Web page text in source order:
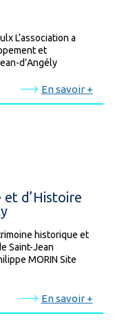
L’association a
et
d’Angély
En savoir +
et d’Histoire
historique et
Saint-Jean
MORIN Site
En savoir +